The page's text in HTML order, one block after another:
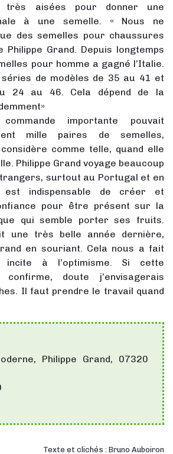
très aisées pour donner une
à une semelle. « Nous ne
des semelles pour chaussures
Philippe Grand. Depuis longtemps
pour homme a gagné l’Italie.
séries de modèles de 35 au 41 et
24 au 46. Cela dépend de la
importante pouvait
mille paires de semelles,
comme telle, quand elle
Philippe Grand voyage beaucoup
surtout au Portugal et en
est indispensable de créer et
pour être présent sur la
qui semble porter ses fruits.
une très belle année dernière,
en souriant. Cela nous a fait
à l’optimisme. Si cette
doute j’envisagerais
Il faut prendre le travail quand
Philippe Grand, 07320
Texte et clichés : Bruno Auboiron